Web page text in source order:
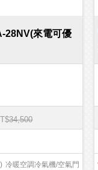
28NV(來電可優
34,500
冷暖空調冷氣機/空氣門
)